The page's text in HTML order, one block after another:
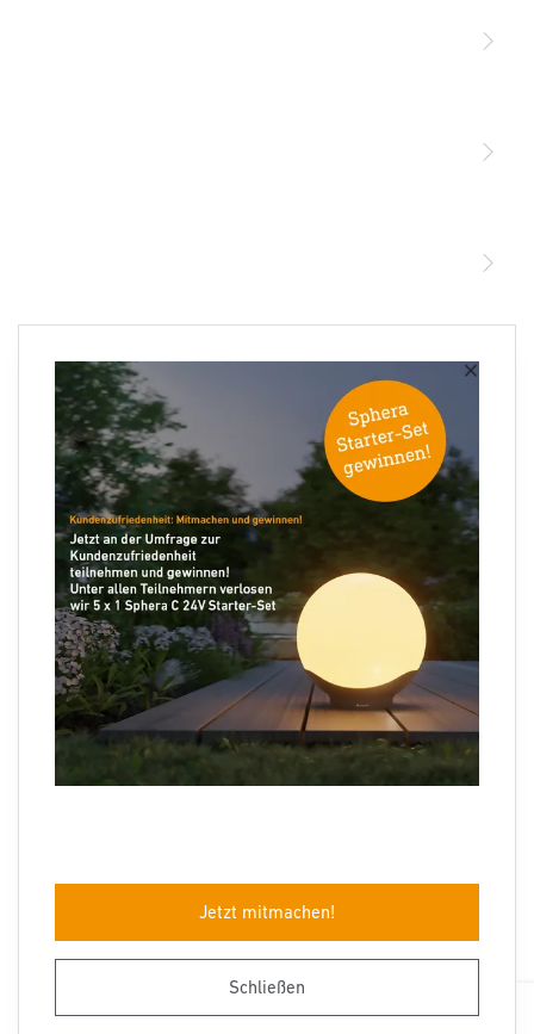
×
Schließen
Jetzt mitmachen!
Ihre E-Mail Adresse
Folgen Sie uns
Sprachauswahl
Herstellergarantie
Entsorgungshinweise
© STEINEL 2026